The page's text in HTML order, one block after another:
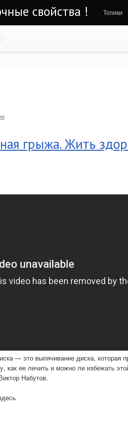
свойства ! Топики
грыжа. Жить
— это выпячивание диска, которая
как ее лечить и можно ли избежать
Набутов.